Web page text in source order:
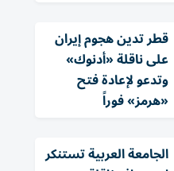
قطر تدين هجوم إيران
على ناقلة «أدنوك»
وتدعو لإعادة فتح
«هرمز» فوراً
الجامعة العربية تستنكر